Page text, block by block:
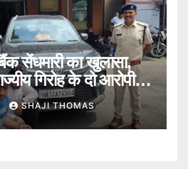
सेंधमारी का खुलासा,
गिरोह के दो आरोपी
SHAJI THOMAS